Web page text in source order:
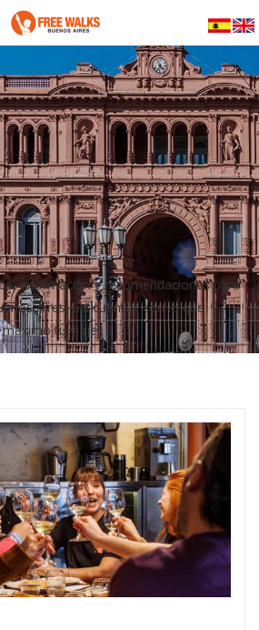
información y recomendaciones para
Aires, así cuentas con lo que
tu viaje!